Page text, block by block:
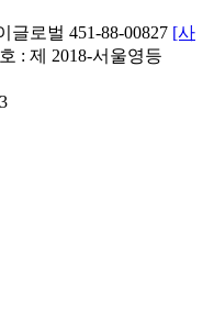
로벌 451-88-00827 [사
: 제 2018-서울영등